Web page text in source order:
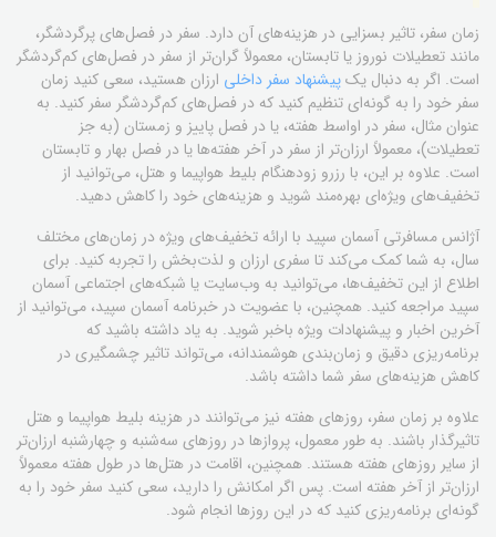
زمان سفر، تاثیر بسزایی در هزینه‌های آن دارد. سفر در فصل‌های پرگردشگر،
مانند تعطیلات نوروز یا تابستان، معمولاً گران‌تر از سفر در فصل‌های کم‌گردشگر
است. اگر به دنبال یکپیشنهاد سفر داخلی ارزان هستید، سعی کنید زمان
سفر خود را به گونه‌ای تنظیم کنید که در فصل‌های کم‌گردشگر سفر کنید. به
عنوان مثال، سفر در اواسط هفته، یا در فصل پاییز و زمستان (به جز
تعطیلات)، معمولاً ارزان‌تر از سفر در آخر هفته‌ها یا در فصل بهار و تابستان
است. علاوه بر این، با رزرو زودهنگام بلیط هواپیما و هتل، می‌توانید از
تخفیف‌های ویژه‌ای بهره‌مند شوید و هزینه‌های خود را کاهش دهید.
آژانس مسافرتی آسمان سپید با ارائه تخفیف‌های ویژه در زمان‌های مختلف
سال، به شما کمک می‌کند تا سفری ارزان و لذت‌بخش را تجربه کنید. برای
اطلاع از این تخفیف‌ها، می‌توانید به وب‌سایت یا شبکه‌های اجتماعی آسمان
سپید مراجعه کنید. همچنین، با عضویت در خبرنامه آسمان سپید، می‌توانید از
آخرین اخبار و پیشنهادات ویژه باخبر شوید. به یاد داشته باشید که
برنامه‌ریزی دقیق و زمان‌بندی هوشمندانه، می‌تواند تاثیر چشمگیری در
کاهش هزینه‌های سفر شما داشته باشد.
علاوه بر زمان سفر، روزهای هفته نیز می‌توانند در هزینه بلیط هواپیما و هتل
تاثیرگذار باشند. به طور معمول، پروازها در روزهای سه‌شنبه و چهارشنبه ارزان‌تر
از سایر روزهای هفته هستند. همچنین، اقامت در هتل‌ها در طول هفته معمولاً
ارزان‌تر از آخر هفته است. پس اگر امکانش را دارید، سعی کنید سفر خود را به
گونه‌ای برنامه‌ریزی کنید که در این روزها انجام شود.